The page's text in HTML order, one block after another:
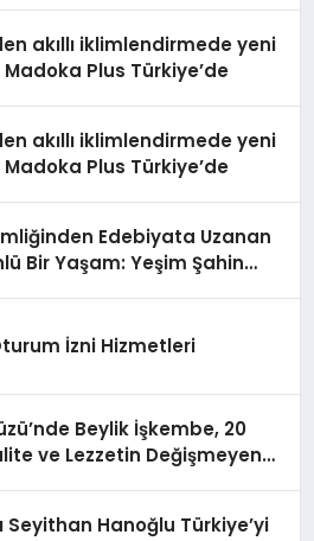
akıllı iklimlendirmede yeni
Plus Türkiye’de
akıllı iklimlendirmede yeni
Plus Türkiye’de
Edebiyata Uzanan
Bir Yaşam: Yeşim Şahin
İzni Hizmetleri
Beylik İşkembe, 20
ve Lezzetin Değişmeyen
Seyithan Hanoğlu Türkiye’yi